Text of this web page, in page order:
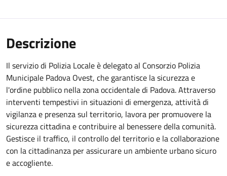
Descrizione
Il servizio di Polizia Locale è delegato al Consorzio Polizia
Municipale Padova Ovest, che garantisce la sicurezza e
l'ordine pubblico nella zona occidentale di Padova. Attraverso
interventi tempestivi in situazioni di emergenza, attività di
vigilanza e presenza sul territorio, lavora per promuovere la
sicurezza cittadina e contribuire al benessere della comunità.
Gestisce il traffico, il controllo del territorio e la collaborazione
con la cittadinanza per assicurare un ambiente urbano sicuro
e accogliente.